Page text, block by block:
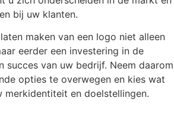
bij uw klanten.
maken van een logo niet alleen
eerder een investering in de
succes van uw bedrijf. Neem daarom
opties te overwegen en kies wat
merkidentiteit en doelstellingen.